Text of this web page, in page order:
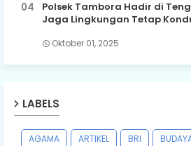
Polsek Tambora Hadir di
Jaga Lingkungan Tetap
Oktober 01, 2025
LABELS
AGAMA ARTIKEL BRI